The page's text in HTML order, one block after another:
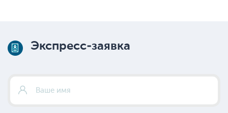
Экспресс-заявка